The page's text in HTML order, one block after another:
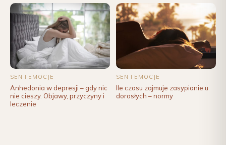
SEN I EMOCJE
Anhedonia w depresji – gdy nic
nie cieszy. Objawy, przyczyny i
leczenie
SEN I EMOCJE
Ile czasu zajmuje zasypianie u
dorosłych – normy